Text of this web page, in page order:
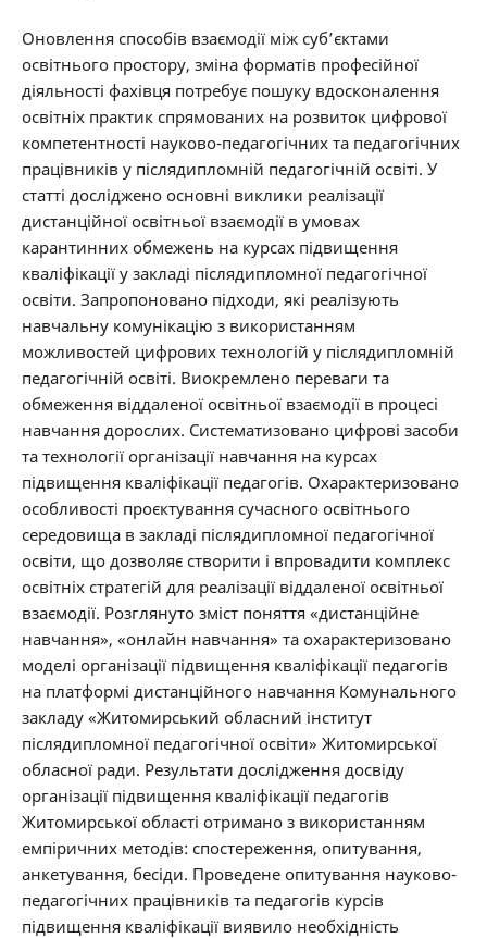
Оновлення способів взаємодії між суб’єктами
освітнього простору, зміна форматів професійної
діяльності фахівця потребує пошуку вдосконалення
освітніх практик спрямованих на розвиток цифрової
компетентності науково-педагогічних та педагогічних
працівників у післядипломній педагогічній освіті. У
статті досліджено основні виклики реалізації
дистанційної освітньої взаємодії в умовах
карантинних обмежень на курсах підвищення
кваліфікації у закладі післядипломної педагогічної
освіти. Запропоновано підходи, які реалізують
навчальну комунікацію з використанням
можливостей цифрових технологій у післядипломній
педагогічній освіті. Виокремлено переваги та
обмеження віддаленої освітньої взаємодії в процесі
навчання дорослих. Систематизовано цифрові засоби
та технології організації навчання на курсах
підвищення кваліфікації педагогів. Охарактеризовано
особливості проєктування сучасного освітнього
середовища в закладі післядипломної педагогічної
освіти, що дозволяє створити і впровадити комплекс
освітніх стратегій для реалізації віддаленої освітньої
взаємодії. Розглянуто зміст поняття «дистанційне
навчання», «онлайн навчання» та охарактеризовано
моделі організації підвищення кваліфікації педагогів
на платформі дистанційного навчання Комунального
закладу «Житомирський обласний інститут
післядипломної педагогічної освіти» Житомирської
обласної ради. Результати дослідження досвіду
організації підвищення кваліфікації педагогів
Житомирської області отримано з використанням
емпіричних методів: спостереження, опитування,
анкетування, бесіди. Проведене опитування науково-
педагогічних працівників та педагогів курсів
підвищення кваліфікації виявило необхідність